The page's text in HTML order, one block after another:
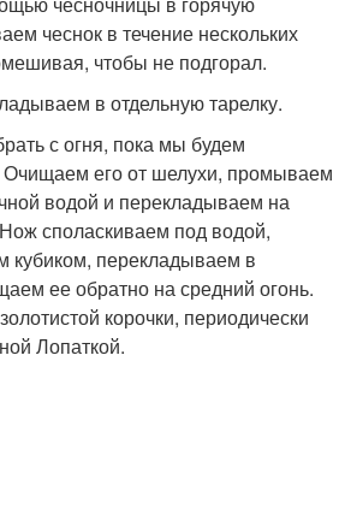
чеснок в течение нескольких
чтобы не подгорал.
в отдельную тарелку.
с огня, пока мы будем
Очищаем его от шелухи, промываем
водой и перекладываем на
споласкиваем под водой,
кубиком, перекладываем в
ее обратно на средний огонь.
корочки, периодически
Лопаткой.